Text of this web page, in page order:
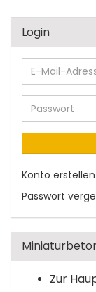
Login
E-
Mail-
Adresse
Passwort
Konto erstellen
Passwort
Zur